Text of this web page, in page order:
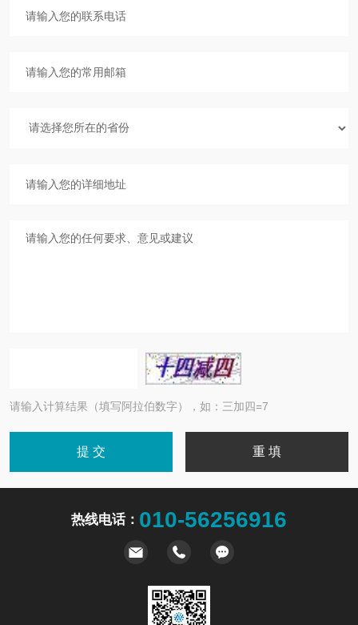
请输入计算结果（填写阿拉伯数字），如：三加四=7
热线电话： 010-56256916